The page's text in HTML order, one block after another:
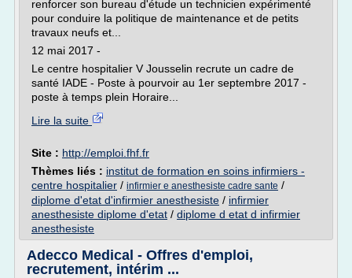
renforcer son bureau d'étude un technicien expérimenté
pour conduire la politique de maintenance et de petits
travaux neufs et...
12 mai 2017 -
Le centre hospitalier V Jousselin recrute un cadre de
santé IADE - Poste à pourvoir au 1er septembre 2017 -
poste à temps plein Horaire...
Lire la suite
Site : http://emploi.fhf.fr
Thèmes liés : institut de formation en soins infirmiers -
centre hospitalier / infirmier e anesthesiste cadre sante /
diplome d'etat d'infirmier anesthesiste / infirmier
anesthesiste diplome d'etat / diplome d etat d infirmier
anesthesiste
Adecco Medical - Offres d'emploi,
recrutement, intérim ...